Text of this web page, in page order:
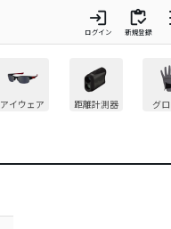
login
ログイン
inventory
新規登録
アイウェア 距離計測器 グ